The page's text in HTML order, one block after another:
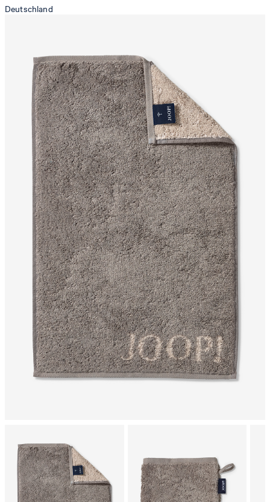
Deutschland
Produzent
Strellson AG
Sonnenwiesenstrasse 21
8280 Kreuzlingen
Schweiz